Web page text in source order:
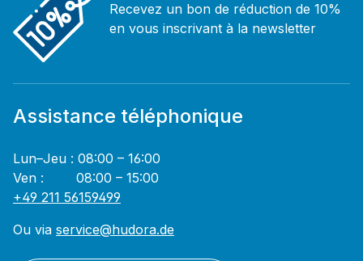
Recevez un bon de réduction de 10%
en vous inscrivant à la newsletter
Assistance téléphonique
Lun–Jeu : 08:00 – 16:00
Ven : 08:00 – 15:00
+49 211 56159499
Ou via service@hudora.de